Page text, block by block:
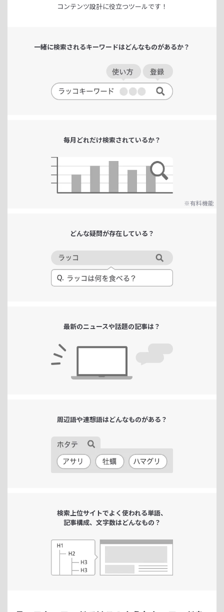
コンテンツ設計に役立つツールです！
一緒に検索されるキーワードはどんなものがあるか？
毎月どれだけ検索されているか？
※有料機能
どんな疑問が存在している？
最新のニュースや話題の記事は？
周辺語や連想語はどんなものがある？
検索上位サイトでよく使われる単語、
記事構成、文字数はどんなもの？